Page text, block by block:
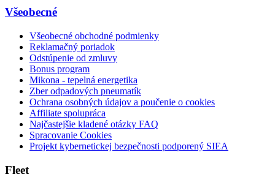
Všeobecné
Všeobecné obchodné podmienky
Reklamačný poriadok
Odstúpenie od zmluvy
Bonus program
Mikona - tepelná energetika
Zber odpadových pneumatík
Ochrana osobných údajov a poučenie o cookies
Affiliate spolupráca
Najčastejšie kladené otázky FAQ
Spracovanie Cookies
Projekt kybernetickej bezpečnosti podporený SIEA
Fleet